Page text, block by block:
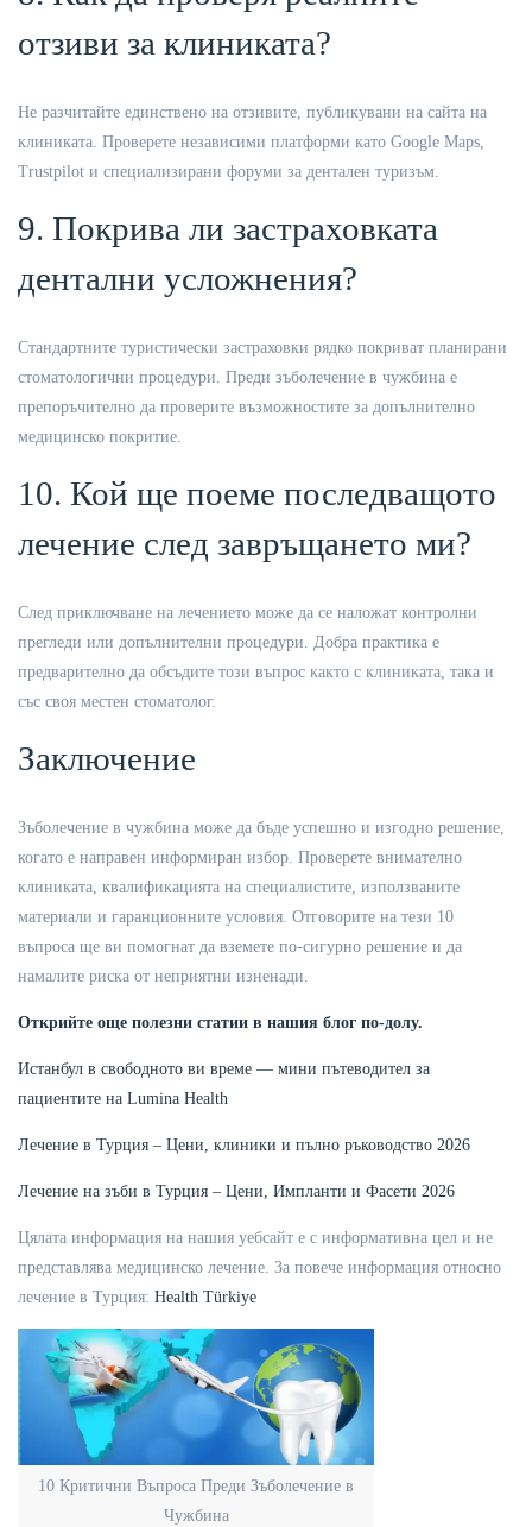
отзиви за клиниката?
Не разчитайте единствено на отзивите, публикувани на сайта на
клиниката. Проверете независими платформи като Google Maps,
Trustpilot и специализирани форуми за дентален туризъм.
9. Покрива ли застраховката
дентални усложнения?
Стандартните туристически застраховки рядко покриват планирани
стоматологични процедури. Преди зъболечение в чужбина е
препоръчително да проверите възможностите за допълнително
медицинско покритие.
10. Кой ще поеме последващото
лечение след завръщането ми?
След приключване на лечението може да се наложат контролни
прегледи или допълнителни процедури. Добра практика е
предварително да обсъдите този въпрос както с клиниката, така и
със своя местен стоматолог.
Заключение
Зъболечение в чужбина може да бъде успешно и изгодно решение,
когато е направен информиран избор. Проверете внимателно
клиниката, квалификацията на специалистите, използваните
материали и гаранционните условия. Отговорите на тези 10
въпроса ще ви помогнат да вземете по-сигурно решение и да
намалите риска от неприятни изненади.
Открийте още полезни статии в нашия блог по-долу.
Истанбул в свободното ви време — мини пътеводител за
пациентите на Lumina Health
Лечение в Турция – Цени, клиники и пълно ръководство 2026
Лечение на зъби в Турция – Цени, Импланти и Фасети 2026
Цялата информация на нашия уебсайт е с информативна цел и не
представлява медицинско лечение. За повече информация относно
лечение в Турция: Health Türkiye
10 Критични Въпроса Преди Зъболечение в
Чужбина